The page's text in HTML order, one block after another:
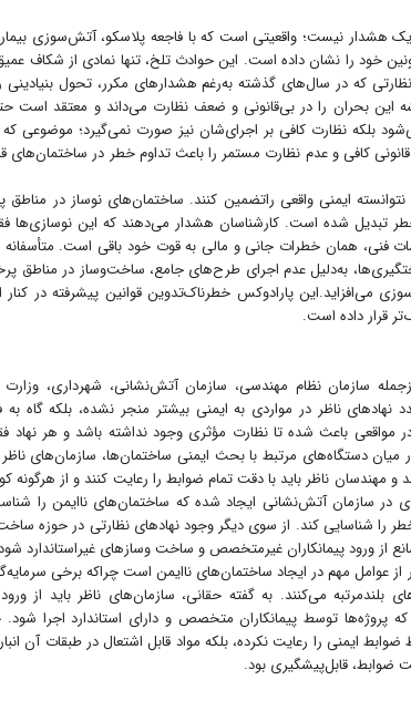
هشدار نیست؛ واقعیتی است که با فاجعه پلاسکو، آتش‌سوزی
خود را نشان داده است. این حوادث تلخ، تنها نمادی از شکاف
که در سال‌های گذشته به‌رغم هشدارهای مکرر، تحول بنیادینی
بحران را در بی‌قانونی و ضعف نظارت می‌داند و معتقد است
بلکه نظارت کافی بر اجرای‌شان نیز صورت نمی‌گیرد؛ موضوعی
کافی و عدم نظارت مستمر را باعث تداوم خطر در ساختمان‌های
ایمنی واقعی راتضمین کنند. ساختمان‌های نوساز در مناطق
تبدیل شده ‌است. کارشناسان هشدار می‌دهند که این نوسازی‌ها
فنی، همان خطرات جانی و مالی به قوت خود باقی است. متأسفانه
مقررات ملی ساختمان از سال ۱۳۹۵ و تشدید سختگیری‌ها، به‌دلیل عدم اجرای طرح‌های جامع، ساخت‌وساز در
می‌افزاید.این پارادوکس خطرناک‌تدوین قوانین پیشرفته در کنار
قرار داده است.
سازمان نظام مهندسی، سازمان آتش‌نشانی، شهرداری، وزارت
ناظر در مواردی به ایمنی بیشتر منجر نشده، بلکه گاه به
باعث شده تا نظارت مؤثری وجود نداشته باشد و هر نهاد
دستگاه‌های مرتبط با بحث ایمنی ساختمان‌ها، سازمان‌های ناظر
ناظر باید با دقت تمام ضوابط را رعایت کنند و از هرگونه
در سازمان آتش‌نشانی ایجاد شده که ساختمان‌های ناایمن را
شناسایی کند. از سوی دیگر وجود نهادهای نظارتی در حوزه
از ورود پیمانکاران غیرمتخصص و ساخت وسازهای غیراستاندارد
مهم در ایجاد ساختمان‌های ناایمن است چراکه برخی
می‌کنند. به گفته حقانی، سازمان‌های ناظر باید از ورود
توسط پیمانکاران متخصص و دارای استاندارد اجرا شود.
ایمنی را رعایت نکرده‌، بلکه مواد قابل اشتعال در طبقات آن
ضوابط، قابل‌پیشگیری بود.